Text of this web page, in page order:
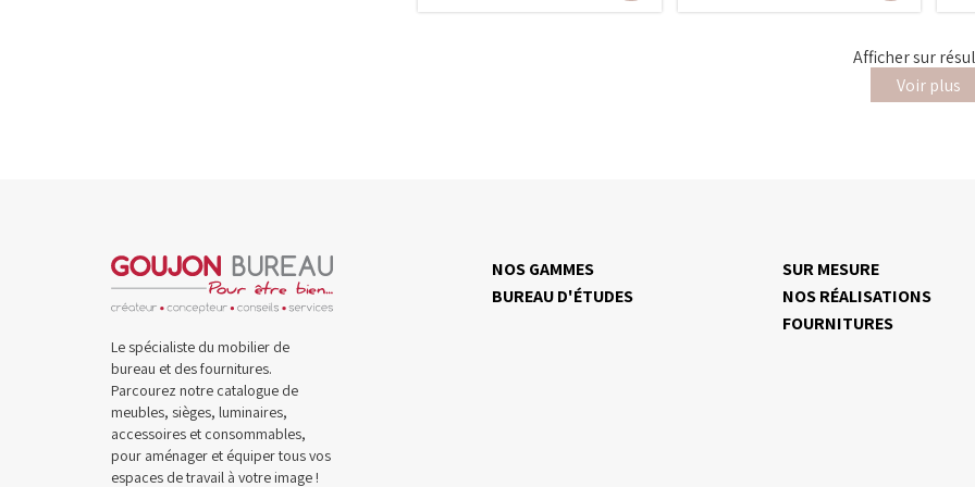
Affichersur
Voir plus
Le spécialiste du mobilier de
bureau et des fournitures.
Parcourez notre catalogue de
meubles, sièges, luminaires,
accessoires et consommables,
pour aménager et équiper tous vos
espaces de travail à votre image !
NOS GAMMES
BUREAU D'ÉTUDES
SUR MESURE
NOS RÉALISATIONS
FOURNITURES